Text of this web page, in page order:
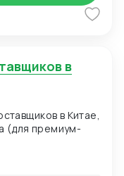
в Китае,
(для премиум-